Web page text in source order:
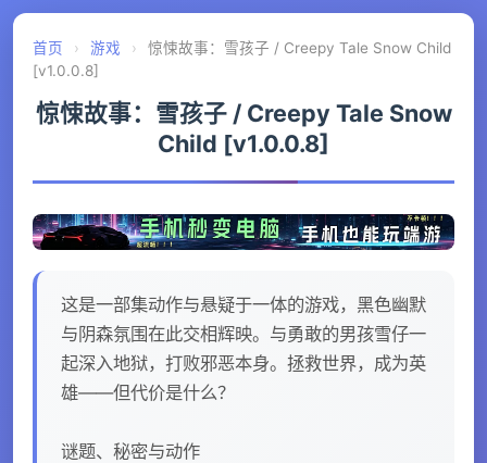
首页 › 游戏 ›
惊悚故事：雪孩子 / Creepy Tale Snow Child
[v1.0.0.8]
惊悚故事：雪孩子 / Creepy Tale Snow
Child [v1.0.0.8]
这是一部集动作与悬疑于一体的游戏，黑色幽默
与阴森氛围在此交相辉映。与勇敢的男孩雪仔一
起深入地狱，打败邪恶本身。拯救世界，成为英
雄——但代价是什么？
谜题、秘密与动作